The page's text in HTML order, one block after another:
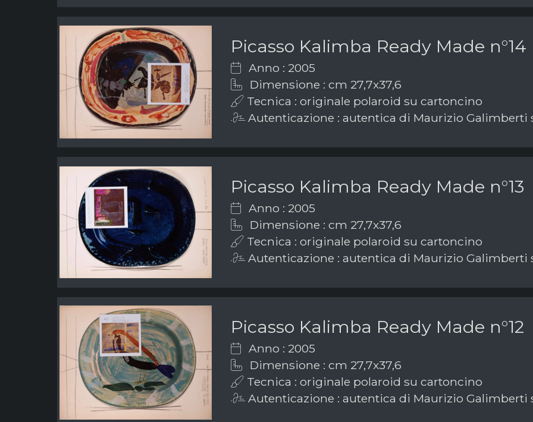
Picasso Kalimba Ready Made n°14
Anno : 2005
Dimensione : cm 27,7x37,6
Tecnica : originale polaroid su cartoncino
Autenticazione : autentica di Maurizio Galimberti
Picasso Kalimba Ready Made n°13
Anno : 2005
Dimensione : cm 27,7x37,6
Tecnica : originale polaroid su cartoncino
Autenticazione : autentica di Maurizio Galimberti
Picasso Kalimba Ready Made n°12
Anno : 2005
Dimensione : cm 27,7x37,6
Tecnica : originale polaroid su cartoncino
Autenticazione : autentica di Maurizio Galimberti